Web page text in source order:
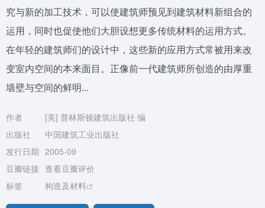
究与新的加工技术，可以使建筑师预见到建筑材料新组合的
运用，同时也促使他们大胆设想更多传统材料的运用方式。
在年轻的建筑师们的设计中，这些新的应用方式常被用来改
变室内空间的本来面目。正像前一代建筑师所创造的由厚重
墙壁与空间的鲜明...
作者
[美] 普林斯顿建筑出版社 编
出版社
中国建筑工业出版社
发行日期 2005-09
豆瓣链接 查看豆瓣评价
标签
构造及材料